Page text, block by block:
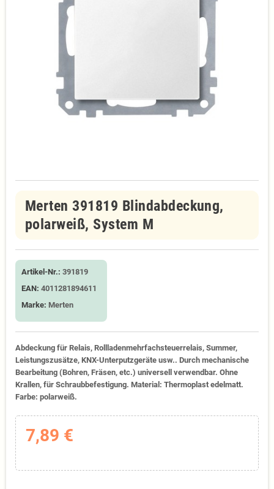
Merten 391819 Blindabdeckung,
polarweiß, System M
Artikel-Nr.: 391819
EAN: 4011281894611
Marke: Merten
Abdeckung für Relais, Rollladenmehrfachsteuerrelais, Summer,
Leistungszusätze, KNX-Unterputzgeräte usw.. Durch mechanische
Bearbeitung (Bohren, Fräsen, etc.) universell verwendbar. Ohne
Krallen, für Schraubbefestigung. Material: Thermoplast edelmatt.
Farbe: polarweiß.
7,89 €